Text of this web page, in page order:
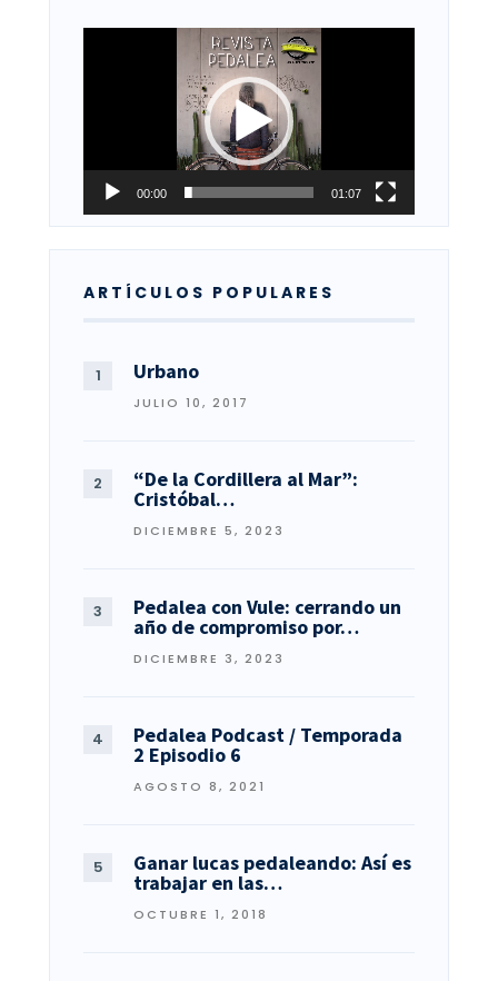
00:00 01:07
ARTÍCULOS POPULARES
Urbano
JULIO 10, 2017
“De la Cordillera al Mar”:
Cristóbal…
DICIEMBRE 5, 2023
Pedalea con Vule: cerrando un
año de compromiso por…
DICIEMBRE 3, 2023
Pedalea Podcast / Temporada
2 Episodio 6
AGOSTO 8, 2021
Ganar lucas pedaleando: Así es
trabajar en las…
OCTUBRE 1, 2018